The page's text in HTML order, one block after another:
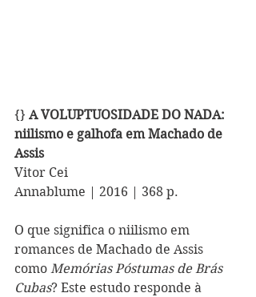
{} A VOLUPTUOSIDADE DO NADA:
niilismo e galhofa em Machado de
Assis
Vitor Cei
Annablume | 2016 | 368 p.
O que significa o niilismo em
romances de Machado de Assis
como Memórias Póstumas de Brás
Cubas? Este estudo responde à